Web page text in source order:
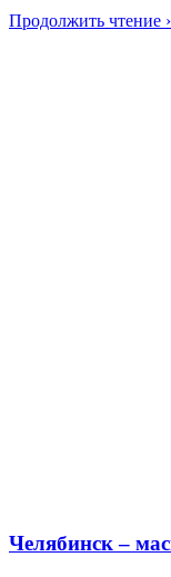
Продолжить чтение ›
Челябинск –